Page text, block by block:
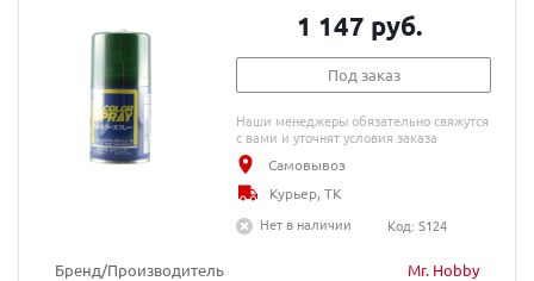
Бренд/Производитель
Mr. Hobby
1 147 руб.
Под заказ
Наши менеджеры обязательно свяжутся
с вами и уточнят условия заказа
Самовывоз
Курьер, ТК
Нет в наличии
Код: S124